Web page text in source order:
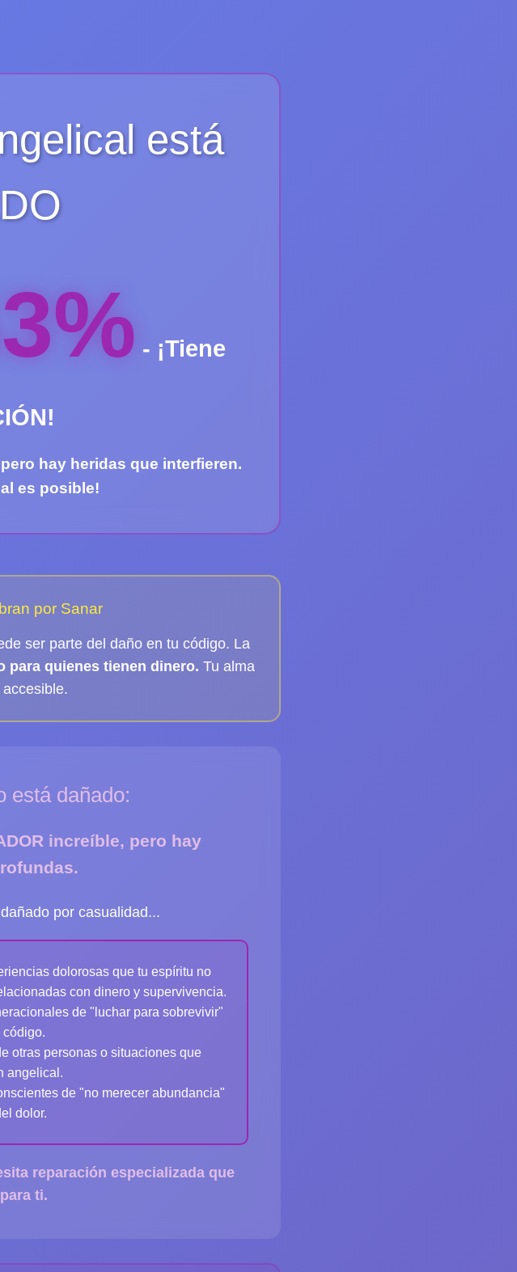
está
- ¡Tiene
hay heridas que interfieren.
es posible!
por Sanar
ser parte del daño en tu código. La
para quienes tienen dinero. Tu alma
está dañado:
increíble, pero hay
por casualidad...
dolorosas que tu espíritu no
con dinero y supervivencia.
de "luchar para sobrevivir"
código.
otras personas o situaciones que
angelical.
de "no merecer abundancia"
dolor.
reparación especializada que
ti.